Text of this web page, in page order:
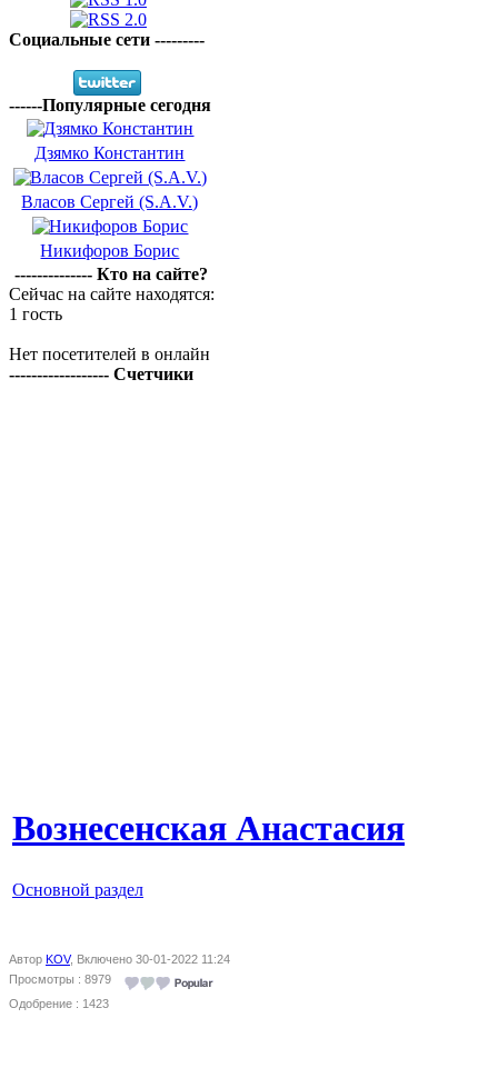
Социальные сети ---------
------Популярные сегодня
Дзямко Константин
Власов Сергей (S.A.V.)
Никифоров Борис
-------------- Кто на сайте?
Сейчас на сайте находятся:
1 гость
Нет посетителей в онлайн
------------------ Счетчики
Вознесенская Анастасия
Основной раздел
Автор KOV, Включено 30-01-2022 11:24
Просмотры : 8979
Одобрение : 1423